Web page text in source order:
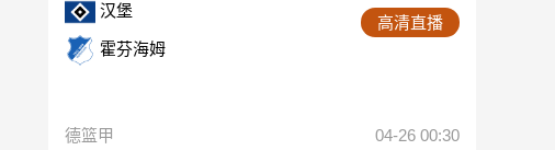
汉堡
霍芬海姆
高清直播
德篮甲 04-26 00:30